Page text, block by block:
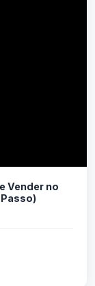
Vender no